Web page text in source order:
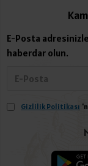
E-Posta
haberdar olun.
Gizlilik Politikası